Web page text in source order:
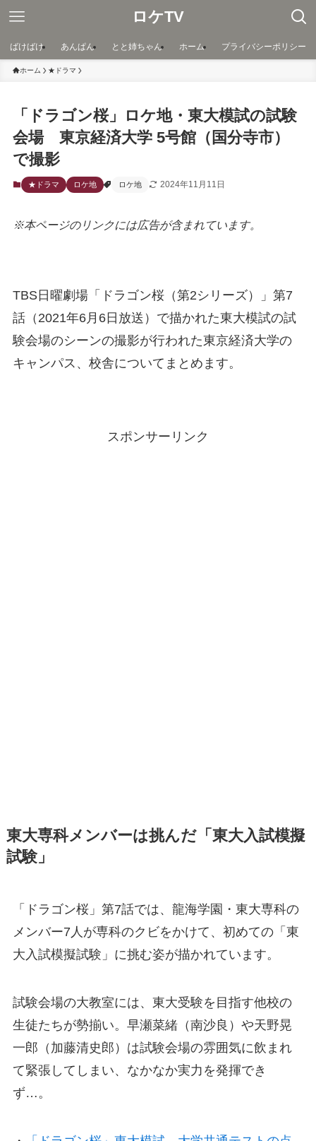
ロケTV
ばけばけ あんぱん とと姉ちゃん ホーム プライバシーポリシー
ホーム ★ドラマ
「ドラゴン桜」ロケ地・東大模試の試験
会場 東京経済大学 5号館（国分寺市）
で撮影
★ドラマ ロケ地 ロケ地 2024年11月11日
※本ページのリンクには広告が含まれています。
TBS日曜劇場「ドラゴン桜（第2シリーズ）」第7
話（2021年6月6日放送）で描かれた東大模試の試
験会場のシーンの撮影が行われた東京経済大学の
キャンパス、校舎についてまとめます。
スポンサーリンク
東大専科メンバーは挑んだ「東大入試模擬
試験」
「ドラゴン桜」第7話では、龍海学園・東大専科の
メンバー7人が専科のクビをかけて、初めての「東
大入試模擬試験」に挑む姿が描かれています。
試験会場の大教室には、東大受験を目指す他校の
生徒たちが勢揃い。早瀬菜緒（南沙良）や天野晃
一郎（加藤清史郎）は試験会場の雰囲気に飲まれ
て緊張してしまい、なかなか実力を発揮でき
ず…。